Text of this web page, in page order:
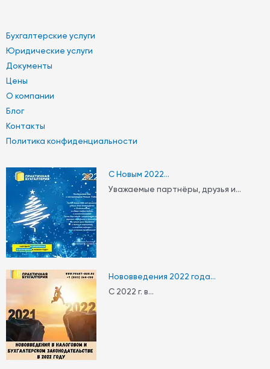
Бухгалтерские услуги
Юридические услуги
Документы
Цены
О компании
Блог
Контакты
Политика конфиденциальности
С Новым 2022...
Уважаемые партнëры, друзья и...
Нововведения 2022 года...
С 2022 г. в...